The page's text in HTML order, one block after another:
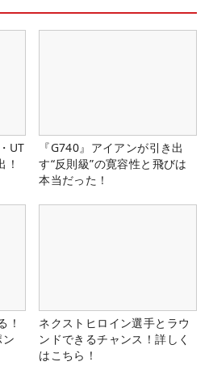
UT
！
『G740』アイアンが引き出
す“反則級”の寛容性と飛びは
本当だった！
！
ネクストヒロイン選手とラウ
ンドできるチャンス！詳しく
はこちら！